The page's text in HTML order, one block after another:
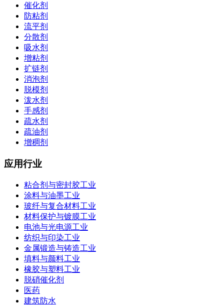
催化剂
防粘剂
流平剂
分散剂
吸水剂
增粘剂
扩链剂
消泡剂
脱模剂
泼水剂
手感剂
疏水剂
疏油剂
增稠剂
应用行业
粘合剂与密封胶工业
涂料与油墨工业
玻纤与复合材料工业
材料保护与镀膜工业
电池与光电源工业
纺织与印染工业
金属锻造与铸造工业
填料与颜料工业
橡胶与塑料工业
脱硝催化剂
医药
建筑防水